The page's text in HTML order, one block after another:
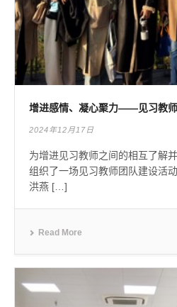
增进感情、凝心聚力——见习教
2024年12月17日
为增进见习教师之间的相互了解
组织了一场见习教师团队建设活
洪燕 […]
Read More